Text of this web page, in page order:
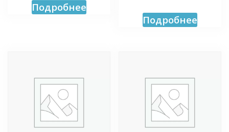
Подробнее
Подробнее